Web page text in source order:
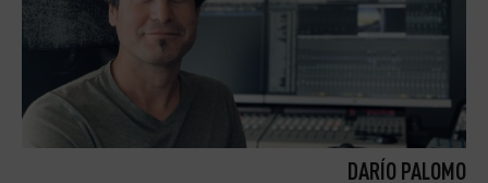
DARÍO PALOMO